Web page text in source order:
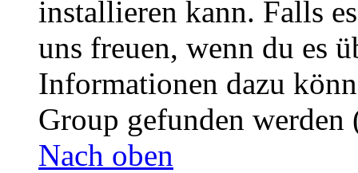
installieren kann. Falls
uns freuen, wenn du es
Informationen dazu
Group gefunden
Nach oben